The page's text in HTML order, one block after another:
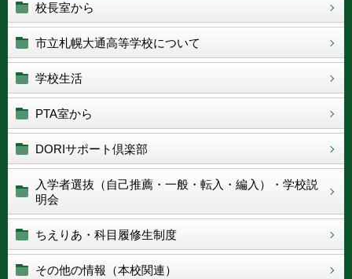
校長室から
市立札幌大通高等学校について
学校生活
PTA室から
DORIサポート倶楽部
入学者選抜（自己推薦・一般・転入・編入）・学校説
明会
ちえりあ・科目履修生制度
その他の情報（本校関連）